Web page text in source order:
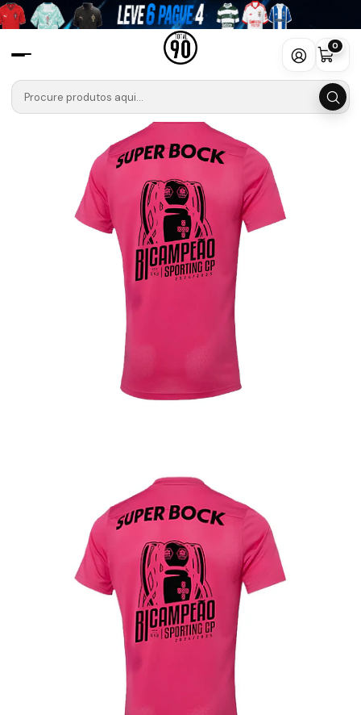
0
Início Camisolas Liga Portugal Betclic SPORTING 🦁🟢
Camisola Sporting CP Bicampeão Quarto - 24/25